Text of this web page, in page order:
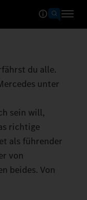
du alle.
unter
sein will,
richtige
als führender
von
beides. Von